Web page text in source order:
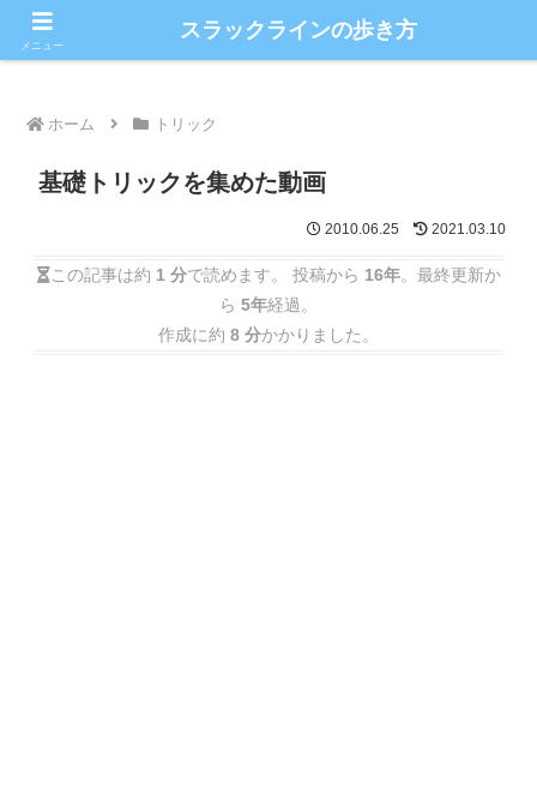
こだわりのスラックライン情報満載ブログ
ホーム トリック
基礎トリックを集めた動画
2010.06.25 2021.03.10
この記事は約 1 分で読めます。 投稿から 16年。最終更新か
ら 5年経過。
作成に約 8 分かかりました。
メニュー
スラックラインの歩き方